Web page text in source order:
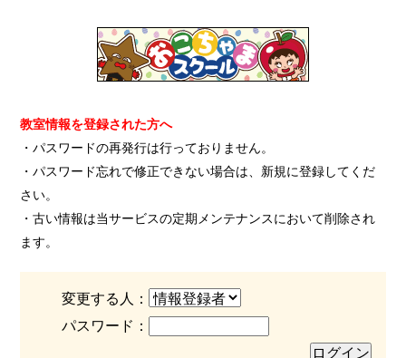
教室情報を登録された方へ
・パスワードの再発行は行っておりません。
・パスワード忘れで修正できない場合は、新規に登録してくだ
さい。
・古い情報は当サービスの定期メンテナンスにおいて削除され
ます。
変更する人：
パスワード：